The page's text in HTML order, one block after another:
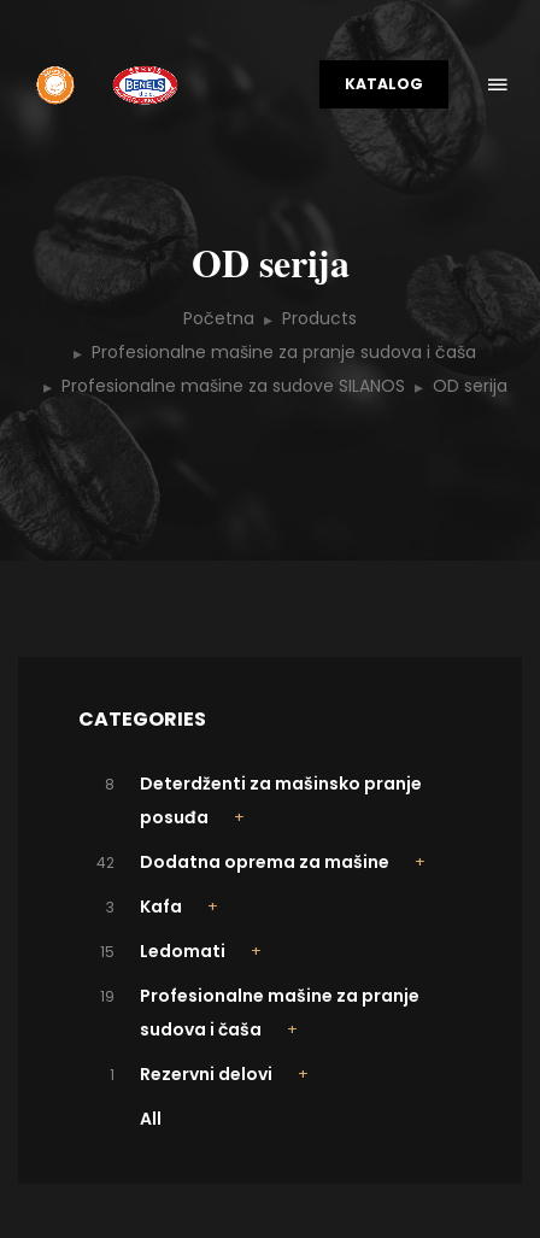
KATALOG
OD serija
Početna
Products
Profesionalne mašine za pranje sudova i čaša
Profesionalne mašine za sudove SILANOS
OD serija
CATEGORIES
8
Deterdženti za mašinsko pranje
posuđa
42 Dodatna oprema za mašine
3 Kafa
15 Ledomati
19
Profesionalne mašine za pranje
sudova i čaša
1
Rezervni delovi
All